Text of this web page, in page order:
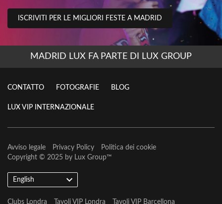
ISCRIVITI PER LE MIGLIORI FESTE A MADRID
MADRID LUX FA PARTE DI LUX GROUP
CONTATTO FOTOGRAFIE BLOG
LUX VIP INTERNAZIONALE
Avviso legale Privacy Policy
Politica dei cookie
Copyright © 2025 by Lux Group™
English
Clubs Londra Tavoli VIP Londra Tavoli VIP Barcellona